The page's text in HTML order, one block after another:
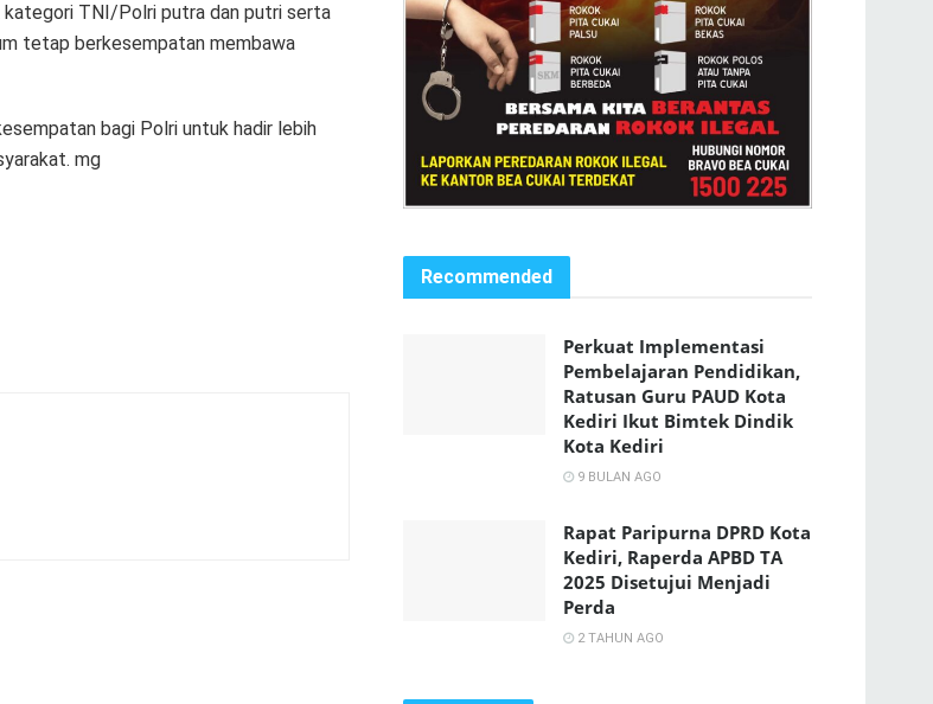
kategori TNI/Polri putra dan putri serta
tetap berkesempatan membawa
bagi Polri untuk hadir lebih
mg
Recommended
Perkuat Implementasi
Pembelajaran Pendidikan,
Ratusan Guru PAUD Kota
Kediri Ikut Bimtek Dindik
Kota Kediri
9 BULAN AGO
Rapat Paripurna DPRD Kota
Kediri, Raperda APBD TA
2025 Disetujui Menjadi
Perda
2 TAHUN AGO